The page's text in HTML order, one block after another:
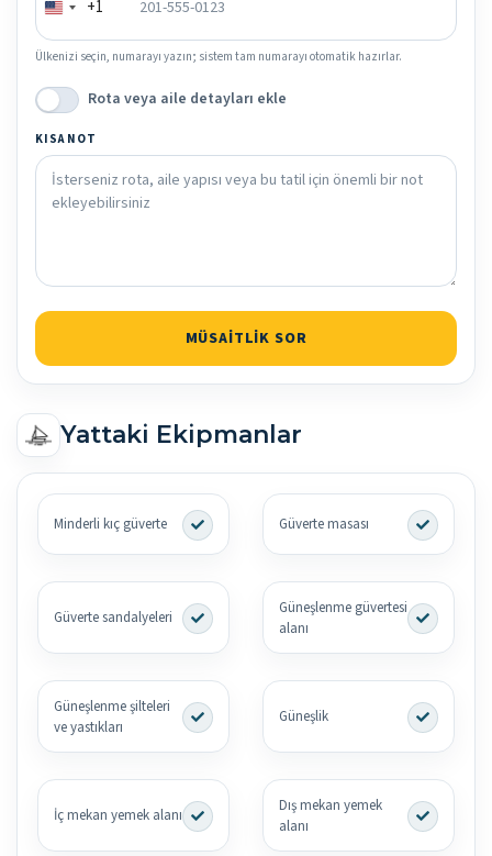
+1
Ülkenizi seçin, numarayı yazın; sistem tam numarayı otomatik hazırlar.
Rota veya aile detayları ekle
KISA NOT
MÜSAITLIK SOR
Yattaki Ekipmanlar
Minderli kıç güverte Güverte masası
Güverte sandalyeleri
Güneşlenme güvertesi
alanı
Güneşlenme şilteleri
ve yastıkları
Güneşlik
İç mekan yemek alanı
Dış mekan yemek
alanı